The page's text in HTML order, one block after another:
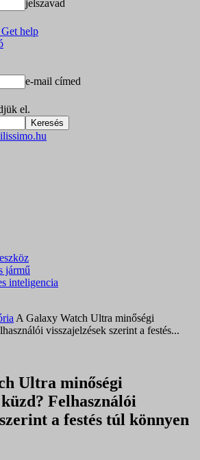
jelszavad
help
e-mail címed
el.
jármű
inteligencia
A Galaxy Watch Ultra minőségi
visszajelzések szerint a festés...
Ultra minőségi
Felhasználói
a festés túl könnyen